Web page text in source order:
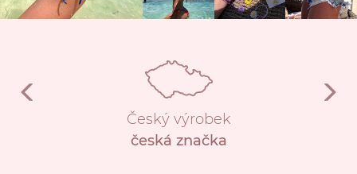
Český výrobek
česká značka